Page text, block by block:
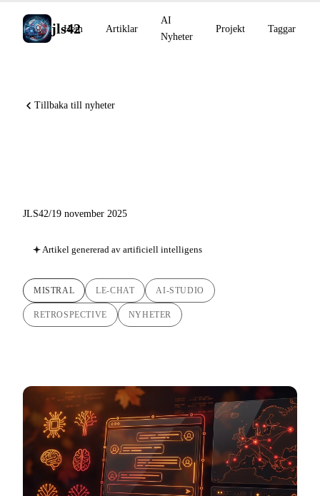
jls42
Hem Artiklar
AI
Nyheter
Projekt Taggar
Tillbaka till nyheter
JLS42/19 november 2025
Artikel genererad av artificiell intelligens
MISTRAL LE-CHAT AI-STUDIO
RETROSPECTIVE NYHETER